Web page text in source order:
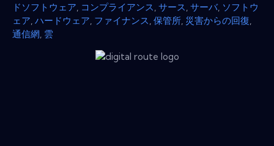
ドソフトウェア コンプライアンス サース サーバ, ソフトウ
ェア ハードウェア ファイナンス 保管所 災害からの回復
通信網 雲